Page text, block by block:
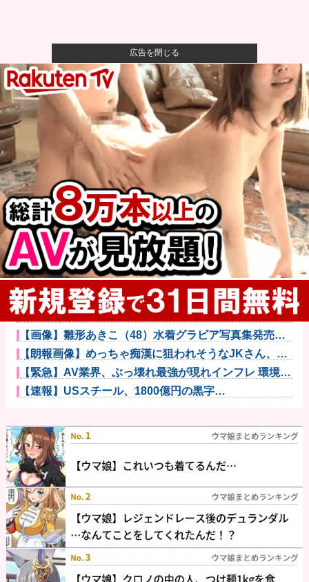
【画像】人工肛門の松本人志さん、最新の姿に心配の
声殺到…
【悲報】母親、息子を通して男の競争の厳しさを知る
ｗｗｗｗ
【悲報】八王子の夏祭り、衛生管理終わってた
【朗報】ハンターハンター最新話、ベンジャミンが覚
醒して主人公...
通算1906安打 274本塁打 152盗塁 OPS.835←...
【驚愕】雛形あきこさん48歳、22年ぶりの写真集で水
着グラビ...
〈満員山手線にベビーカーで炎上〉「折りたたまず乗
車できる」は...
F1ルーキーシーズンに3年分の経験を積んだ感覚とメル
セデスの...
パチンコの打ち子やれば無料でパチンコ打てて絶対に
負けないから...
【画像あり】転売屋の娘「ママー！ちいかわのシール
貼ったよー！...
【画像】雛形あきこ（48）水着グラビア写真集発売へ
ｗｗｗｗｗ...
【朗報画像】めっちゃ痴漢に狙われそうなJKさん、痴
漢を逮捕ｗ...
【緊急】AV業界、ぶっ壊れ最強が現れインフレ 環境崩
壊ｗｗｗ...
【速報】USスチール、1800億円の黒字
広告を閉じる